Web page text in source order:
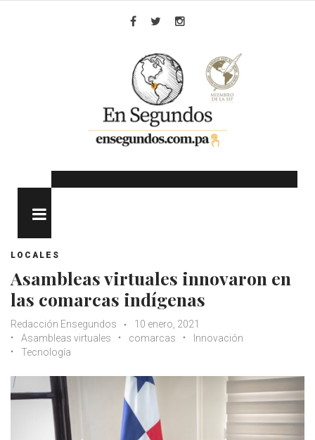
LOCALES
Asambleas virtuales innovaron en
las comarcas indígenas
Redacción Ensegundos
10 enero, 2021
Asambleas virtuales
comarcas
Innovación
Tecnología